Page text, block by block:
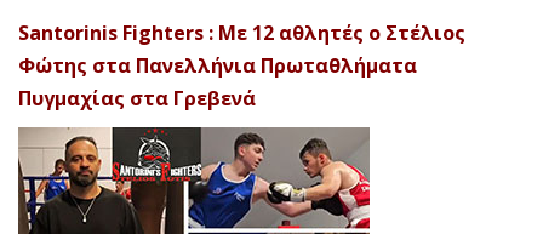
Santorinis Fighters : Με 12 αθλητές ο Στέλιος
Φώτης στα Πανελλήνια Πρωταθλήματα
Πυγμαχίας στα Γρεβενά